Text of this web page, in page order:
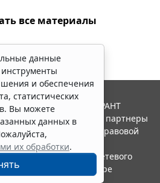
все материалы
данные
и обеспечения
статистических
Вы можете
данных в
их обработки.
2026. Система ГАРАНТ
Компания "Гарант" и ее партнеры
ассоциации правовой
в качестве сетевого
по надзору в сфере